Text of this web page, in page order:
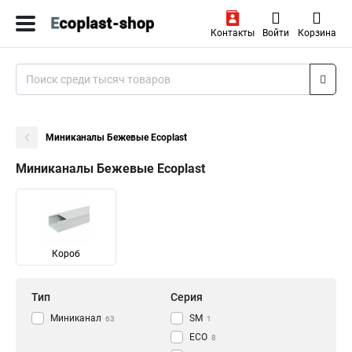
Контакты Войти Корзина
Миниканалы Бежевые Ecoplast
Миниканалы Бежевые Ecoplast
Короб
Тип
Миниканал 63
Серия
SM 1
ECO 8